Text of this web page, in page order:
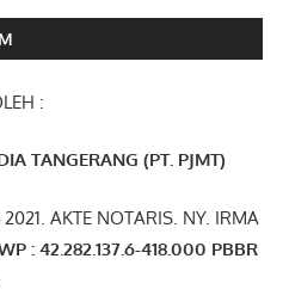
:
TANGERANG (PT. PJMT)
AKTE NOTARIS. NY. IRMA
P : 42. 282 .137.6-418.000 PBBR